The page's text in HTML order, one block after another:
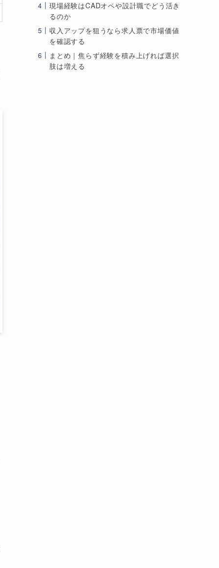
現場経験はCADオペや設計職でどう活き
るのか
収入アップを狙うなら求人票で市場価値
を確認する
まとめ｜焦らず経験を積み上げれば選択
肢は増える